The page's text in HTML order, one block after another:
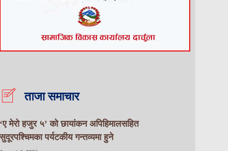
ताजा समाचार
‘ए मेरो हजुर ५’ को छायांकन अपिहिमालसहित
सुदूरपश्चिमका पर्यटकीय गन्तव्यमा हुने